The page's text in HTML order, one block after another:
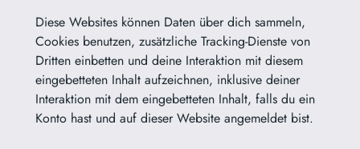
Diese Websites können Daten über dich sammeln,
Cookies benutzen, zusätzliche Tracking-Dienste von
Dritten einbetten und deine Interaktion mit diesem
eingebetteten Inhalt aufzeichnen, inklusive deiner
Interaktion mit dem eingebetteten Inhalt, falls du ein
Konto hast und auf dieser Website angemeldet bist.